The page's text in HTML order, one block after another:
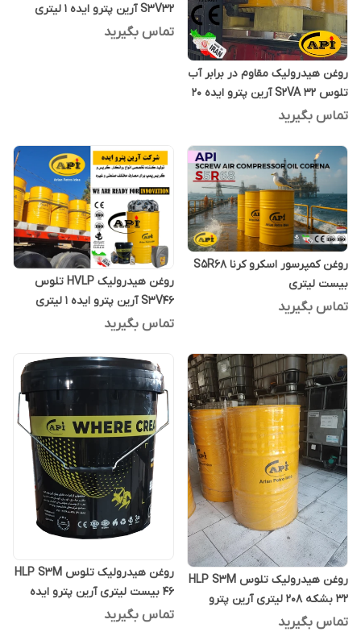
روغن هیدرولیک مقاوم در برابر آب
تلوس S2VA 32 آرین پترو ایده 20
لیتری
تماس بگیرید
S3V32 آرین پترو ایده 1 لیتری
تماس بگیرید
روغن کمپرسور اسکرو کرنا S5R68
بیست لیتری
تماس بگیرید
روغن هیدرولیک HVLP تلوس
S3V46 آرین پترو ایده 1 لیتری
تماس بگیرید
روغن هیدرولیک تلوس HLP S3M
32 بشکه 208 لیتری آرین پترو
ایده
تماس بگیرید
روغن هیدرولیک تلوس HLP S3M
46 بیست لیتری آرین پترو ایده
تماس بگیرید